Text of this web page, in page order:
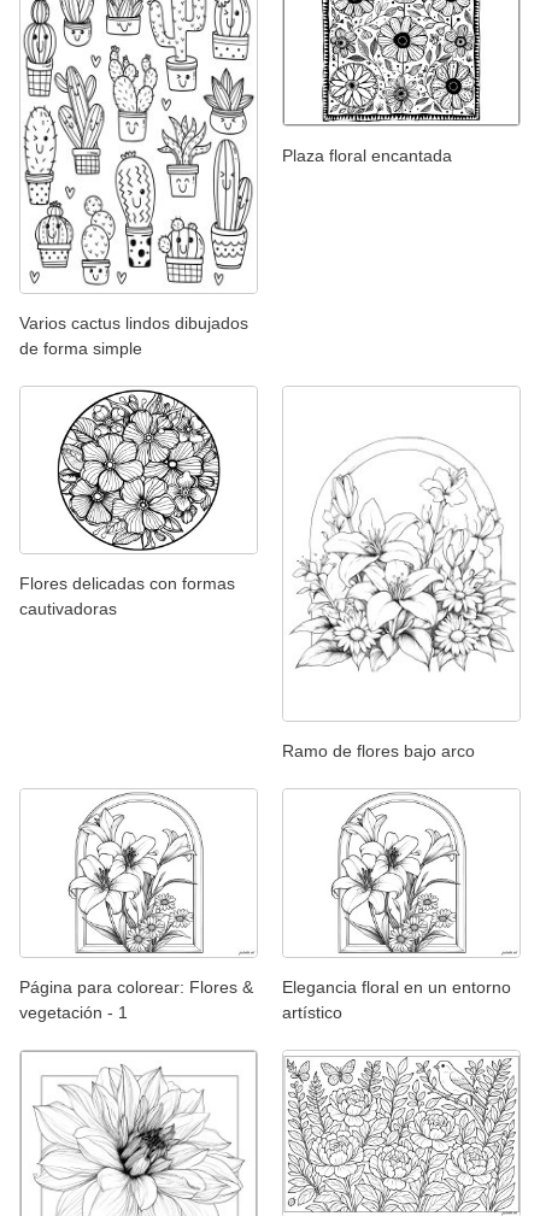
Varios cactus lindos dibujados
de forma simple
Plaza floral encantada
Flores delicadas con formas
cautivadoras
Ramo de flores bajo arco
Página para colorear: Flores &
vegetación - 1
Elegancia floral en un entorno
artístico